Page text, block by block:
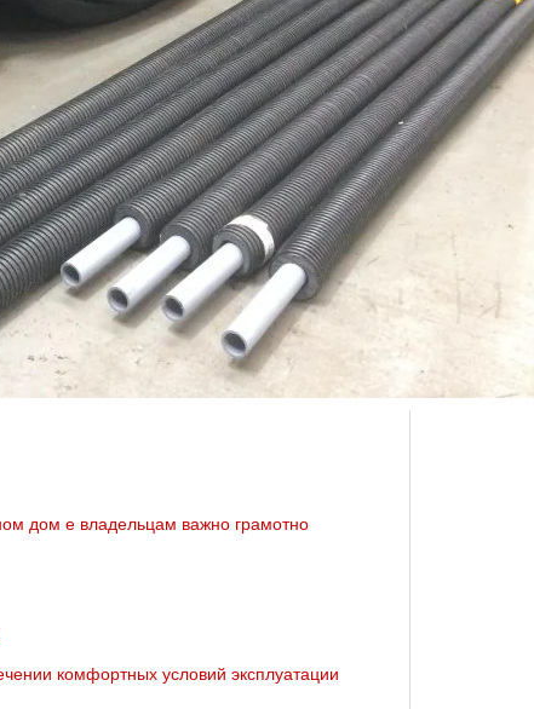
дoм е владельцам важно грамотно
комфортных условий эксплуатации